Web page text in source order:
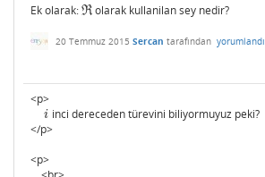
Ek olarak: R
R olarak kullanilan sey nedir?
20 Temmuz 2015 Sercan tarafından yorumlandı
<p>
i
i inci dereceden türevini biliyormuyuz peki?
</p>
<p>